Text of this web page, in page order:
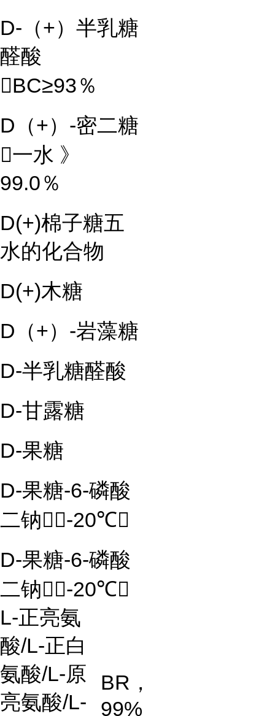
D-（+）半乳糖
醛酸
BC≥93％
D（+）-密二糖
一水 》
99.0％
D(+)棉子糖五
水的化合物
D(+)木糖
D（+）-岩藻糖
D-半乳糖醛酸
D-甘露糖
D-果糖
D-果糖-6-磷酸
二钠（-20℃）
D-果糖-6-磷酸
二钠（-20℃）
L-正亮氨
酸/L-正白
氨酸/L-原
亮氨酸/L-
BR，
99%